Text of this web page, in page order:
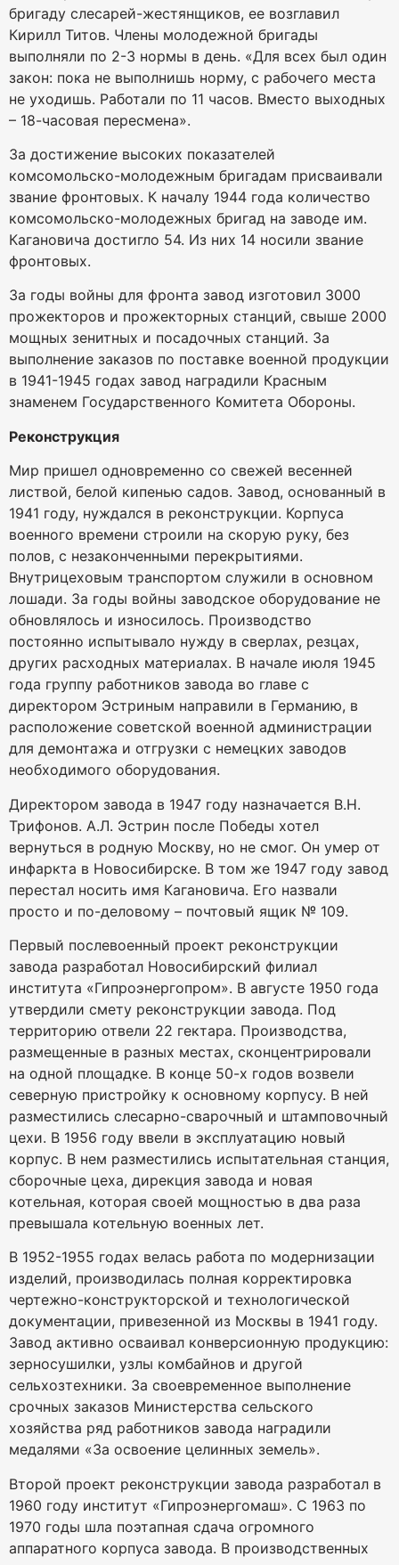
бригаду слесарей-жестянщиков, ее возглавил
Кирилл Титов. Члены молодежной бригады
выполняли по 2-3 нормы в день. «Для всех был один
закон: пока не выполнишь норму, с рабочего места
не уходишь. Работали по 11 часов. Вместо выходных
– 18-часовая пересмена».
За достижение высоких показателей
комсомольско-молодежным бригадам присваивали
звание фронтовых. К началу 1944 года количество
комсомольско-молодежных бригад на заводе им.
Кагановича достигло 54. Из них 14 носили звание
фронтовых.
За годы войны для фронта завод изготовил 3000
прожекторов и прожекторных станций, свыше 2000
мощных зенитных и посадочных станций. За
выполнение заказов по поставке военной продукции
в 1941-1945 годах завод наградили Красным
знаменем Государственного Комитета Обороны.
Реконструкция
Мир пришел одновременно со свежей весенней
листвой, белой кипенью садов. Завод, основанный в
1941 году, нуждался в реконструкции. Корпуса
военного времени строили на скорую руку, без
полов, с незаконченными перекрытиями.
Внутрицеховым транспортом служили в основном
лошади. За годы войны заводское оборудование не
обновлялось и износилось. Производство
постоянно испытывало нужду в сверлах, резцах,
других расходных материалах. В начале июля 1945
года группу работников завода во главе с
директором Эстриным направили в Германию, в
расположение советской военной администрации
для демонтажа и отгрузки с немецких заводов
необходимого оборудования.
Директором завода в 1947 году назначается В.Н.
Трифонов. А.Л. Эстрин после Победы хотел
вернуться в родную Москву, но не смог. Он умер от
инфаркта в Новосибирске. В том же 1947 году завод
перестал носить имя Кагановича. Его назвали
просто и по-деловому – почтовый ящик № 109.
Первый послевоенный проект реконструкции
завода разработал Новосибирский филиал
института «Гипроэнергопром». В августе 1950 года
утвердили смету реконструкции завода. Под
территорию отвели 22 гектара. Производства,
размещенные в разных местах, сконцентрировали
на одной площадке. В конце 50-х годов возвели
северную пристройку к основному корпусу. В ней
разместились слесарно-сварочный и штамповочный
цехи. В 1956 году ввели в эксплуатацию новый
корпус. В нем разместились испытательная станция,
сборочные цеха, дирекция завода и новая
котельная, которая своей мощностью в два раза
превышала котельную военных лет.
В 1952-1955 годах велась работа по модернизации
изделий, производилась полная корректировка
чертежно-конструкторской и технологической
документации, привезенной из Москвы в 1941 году.
Завод активно осваивал конверсионную продукцию:
зерносушилки, узлы комбайнов и другой
сельхозтехники. За своевременное выполнение
срочных заказов Министерства сельского
хозяйства ряд работников завода наградили
медалями «За освоение целинных земель».
Второй проект реконструкции завода разработал в
1960 году институт «Гипроэнергомаш». С 1963 по
1970 годы шла поэтапная сдача огромного
аппаратного корпуса завода. В производственных